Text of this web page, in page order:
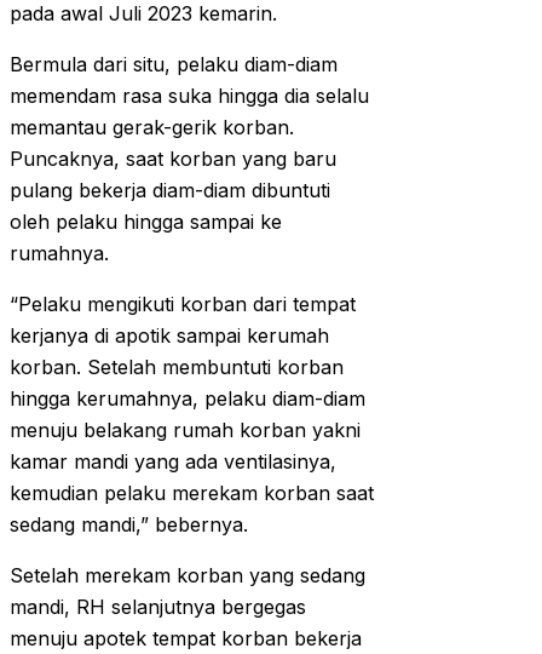
pada awal Juli 2023 kemarin.
Bermula dari situ, pelaku diam-diam
memendam rasa suka hingga dia selalu
memantau gerak-gerik korban.
Puncaknya, saat korban yang baru
pulang bekerja diam-diam dibuntuti
oleh pelaku hingga sampai ke
rumahnya.
“Pelaku mengikuti korban dari tempat
kerjanya di apotik sampai kerumah
korban. Setelah membuntuti korban
hingga kerumahnya, pelaku diam-diam
menuju belakang rumah korban yakni
kamar mandi yang ada ventilasinya,
kemudian pelaku merekam korban saat
sedang mandi,” bebernya.
Setelah merekam korban yang sedang
mandi, RH selanjutnya bergegas
menuju apotek tempat korban bekerja